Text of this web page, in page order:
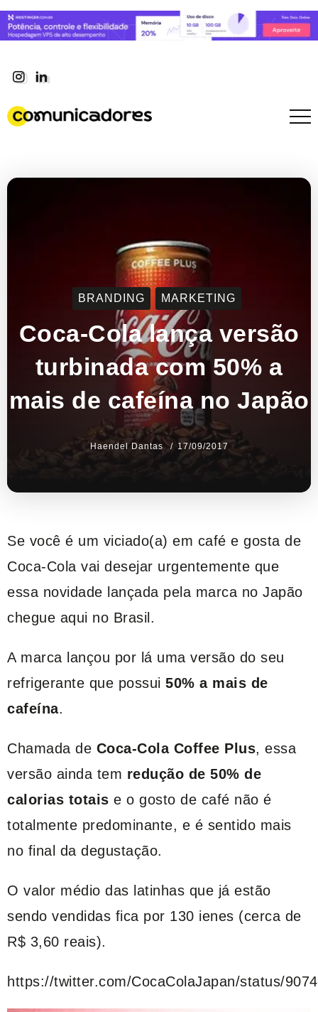
BRANDING MARKETING
Coca-Cola lança versão
turbinada com 50% a
mais de cafeína no Japão
Haendel Dantas 17/09/2017
Se você é um viciado(a) em café e gosta de
Coca-Cola vai desejar urgentemente que
essa novidade lançada pela marca no Japão
chegue aqui no Brasil.
A marca lançou por lá uma versão do seu
refrigerante que possui 50% a mais de
cafeína.
Chamada de Coca-Cola Coffee Plus, essa
versão ainda tem redução de 50% de
calorias totais e o gosto de café não é
totalmente predominante, e é sentido mais
no final da degustação.
O valor médio das latinhas que já estão
sendo vendidas fica por 130 ienes (cerca de
R$ 3,60 reais).
https://twitter.com/CocaColaJapan/status/